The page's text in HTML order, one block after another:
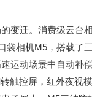
变迁。消费级云台
袋相机M5，搭载了
运动场景中自动补
触控屏，红外夜视